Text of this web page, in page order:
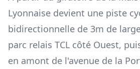
Lyonnaise devient une piste
bidirectionnelle de 3m de
parc relais TCL côté Ouest,
en amont de l'avenue de la